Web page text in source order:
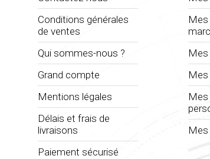
Conditions générales
de ventes
Qui sommes-nous ?
Grand compte
Mentions légales
Délais et frais de
livraisons
Paiement sécurisé
Mes
Mes
Mes